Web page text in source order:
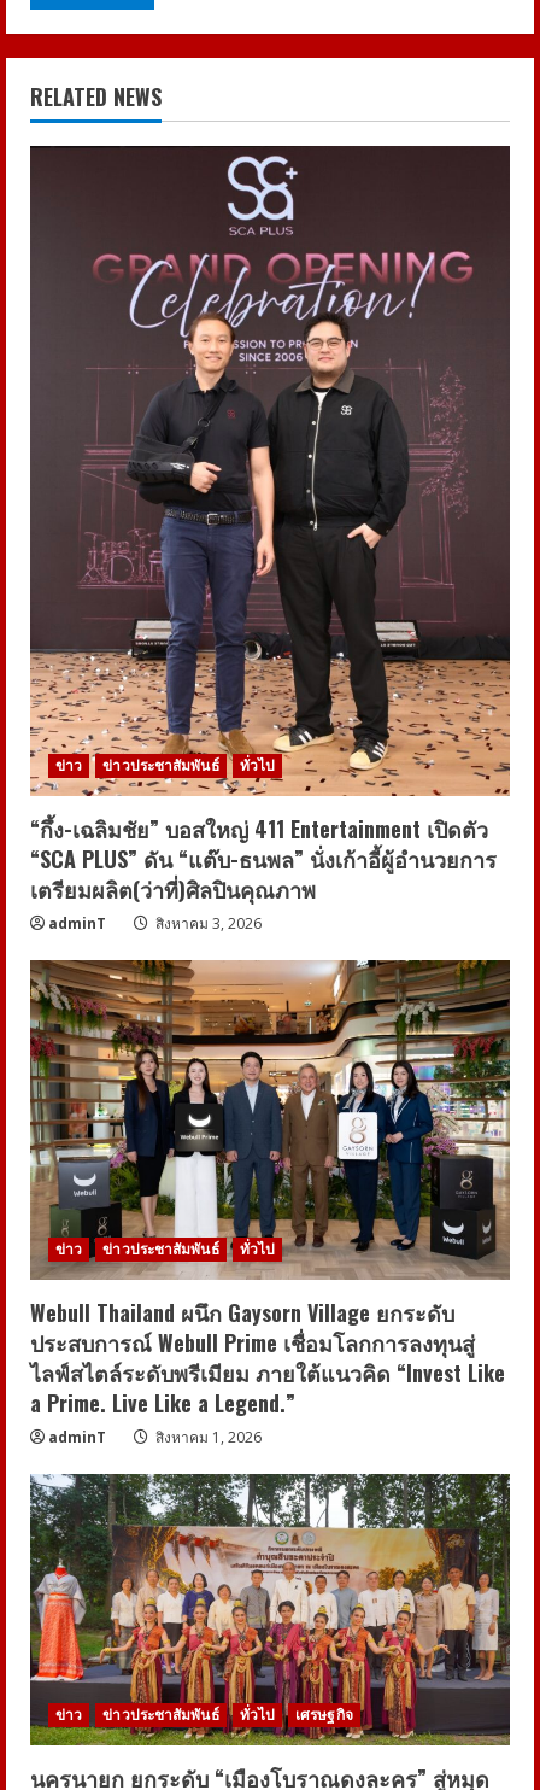
RELATED NEWS
ข่าว ข่าวประชาสัมพันธ์ ทั่วไป
“กึ้ง-เฉลิมชัย” บอสใหญ่ 411 Entertainment เปิดตัว
“SCA PLUS” ดัน “แต๊บ-ธนพล” นั่งเก้าอี้ผู้อำนวยการ
เตรียมผลิต(ว่าที่)ศิลปินคุณภาพ
adminT สิงหาคม 3, 2026
ข่าว ข่าวประชาสัมพันธ์ ทั่วไป
Webull Thailand ผนึก Gaysorn Village ยกระดับ
ประสบการณ์ Webull Prime เชื่อมโลกการลงทุนสู่
ไลฟ์สไตล์ระดับพรีเมียม ภายใต้แนวคิด “Invest Like
a Prime. Live Like a Legend.”
adminT สิงหาคม 1, 2026
ข่าว ข่าวประชาสัมพันธ์ ทั่วไป เศรษฐกิจ
นครนายก ยกระดับ “เมืองโบราณดงละคร” สู่หมุด